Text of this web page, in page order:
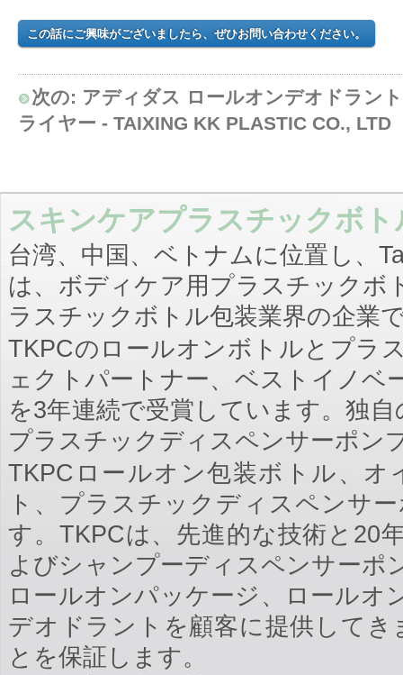
この話にご興味がございましたら、ぜひお問い合わせください。
次の: アディダス ロールオンデオドラン
ライヤー - TAIXING KK PLASTIC CO., LTD
スキンケアプラスチックボ
台湾、中国、ベトナムに位置し、
は、ボディケア用プラスチックボ
ラスチックボトル包装業界の企業
TKPCのロールオンボトルとプラ
ェクトパートナー、ベストイノベ
を3年連続で受賞しています。独
プラスチックディスペンサーポン
TKPCロールオン包装ボトル、
ト、プラスチックディスペンサ
す。TKPCは、先進的な技術と20
よびシャンプーディスペンサーポ
ロールオンパッケージ、ロール
デオドラントを顧客に提供して
とを保証します。